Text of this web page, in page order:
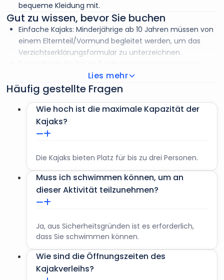
Wir bieten sogar eine kostenlose 15-minütige
Unterrichtsstunde für Anfänger an!
bequeme Kleidung mit.
Gut zu wissen, bevor Sie buchen
Einfache Kajaks: Minderjährige ab 10 Jahren müssen von
einem Elternteil/Vormund begleitet werden, um das
Verzichtserklärungsformular zu unterzeichnen.
Elternteil/Vormund/Erziehungsberechtigten begleitet
werden.
Elternteil/Vormund/Erziehungsberechtigten begleitet
werden.
Die Teilnehmer müssen schwimmen können.
90 kg liegen.
Die Buchung ist abhängig von der Verfügbarkeit und den
Wetterbedingungen.
Eine Verspätung von mehr als 15 Minuten wird als
Nichterscheinen ohne Rückerstattung oder
Lies mehr
Häufig gestellte Fragen
Wie hoch ist die maximale Kapazität der
Kajaks?
Die Kajaks bieten Platz für bis zu drei Personen.
Muss ich schwimmen können, um an
dieser Aktivität teilzunehmen?
Ja, aus Sicherheitsgründen ist es erforderlich,
dass Sie schwimmen können.
Wie sind die Öffnungszeiten des
Kajakverleihs?